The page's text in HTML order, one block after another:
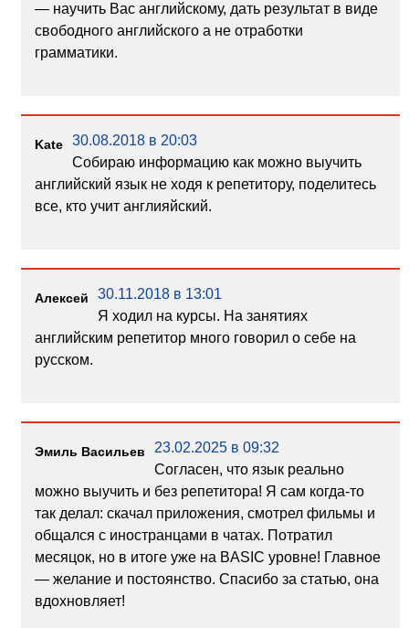
— научить Вас английскому, дать результат в виде
свободного английского а не отработки
грамматики.
Kate
30.08.2018 в 20:03
Собираю информацию как можно выучить
английский язык не ходя к репетитору, поделитесь
все, кто учит англияйский.
Алексей
30.11.2018 в 13:01
Я ходил на курсы. На занятиях
английским репетитор много говорил о себе на
русском.
Эмиль Васильев
23.02.2025 в 09:32
Согласен, что язык реально
можно выучить и без репетитора! Я сам когда-то
так делал: скачал приложения, смотрел фильмы и
общался с иностранцами в чатах. Потратил
месяцок, но в итоге уже на BASIC уровне! Главное
— желание и постоянство. Спасибо за статью, она
вдохновляет!